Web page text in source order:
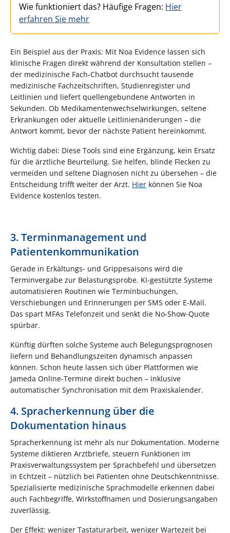
Wie funktioniert das? Häufige Fragen: Hier
erfahren Sie mehr
Ein Beispiel aus der Praxis: Mit Noa Evidence lassen sich
klinische Fragen direkt während der Konsultation stellen –
der medizinische Fach-Chatbot durchsucht tausende
medizinische Fachzeitschriften, Studienregister und
Leitlinien und liefert quellengebundene Antworten in
Sekunden. Ob Medikamentenwechselwirkungen, seltene
Erkrankungen oder aktuelle Leitlinienänderungen – die
Antwort kommt, bevor der nächste Patient hereinkommt.
Wichtig dabei: Diese Tools sind eine Ergänzung, kein Ersatz
für die ärztliche Beurteilung. Sie helfen, blinde Flecken zu
vermeiden und seltene Diagnosen nicht zu übersehen – die
Entscheidung trifft weiter der Arzt. Hier können Sie Noa
Evidence kostenlos testen.
3. Terminmanagement und
Patientenkommunikation
Gerade in Erkältungs- und Grippesaisons wird die
Terminvergabe zur Belastungsprobe. KI-gestützte Systeme
automatisieren Routinen wie Terminbuchungen,
Verschiebungen und Erinnerungen per SMS oder E-Mail.
Das spart MFAs Telefonzeit und senkt die No-Show-Quote
spürbar.
Künftig dürften solche Systeme auch Belegungsprognosen
liefern und Behandlungszeiten dynamisch anpassen
können. Schon heute lassen sich über Plattformen wie
Jameda Online-Termine direkt buchen – inklusive
automatischer Synchronisation mit dem Praxiskalender.
4. Spracherkennung über die
Dokumentation hinaus
Spracherkennung ist mehr als nur Dokumentation. Moderne
Systeme diktieren Arztbriefe, steuern Funktionen im
Praxisverwaltungssystem per Sprachbefehl und übersetzen
in Echtzeit – nützlich bei Patienten ohne Deutschkenntnisse.
Spezialisierte medizinische Sprachmodelle erkennen dabei
auch Fachbegriffe, Wirkstoffnamen und Dosierungsangaben
zuverlässig.
Der Effekt: weniger Tastaturarbeit, weniger Wartezeit bei